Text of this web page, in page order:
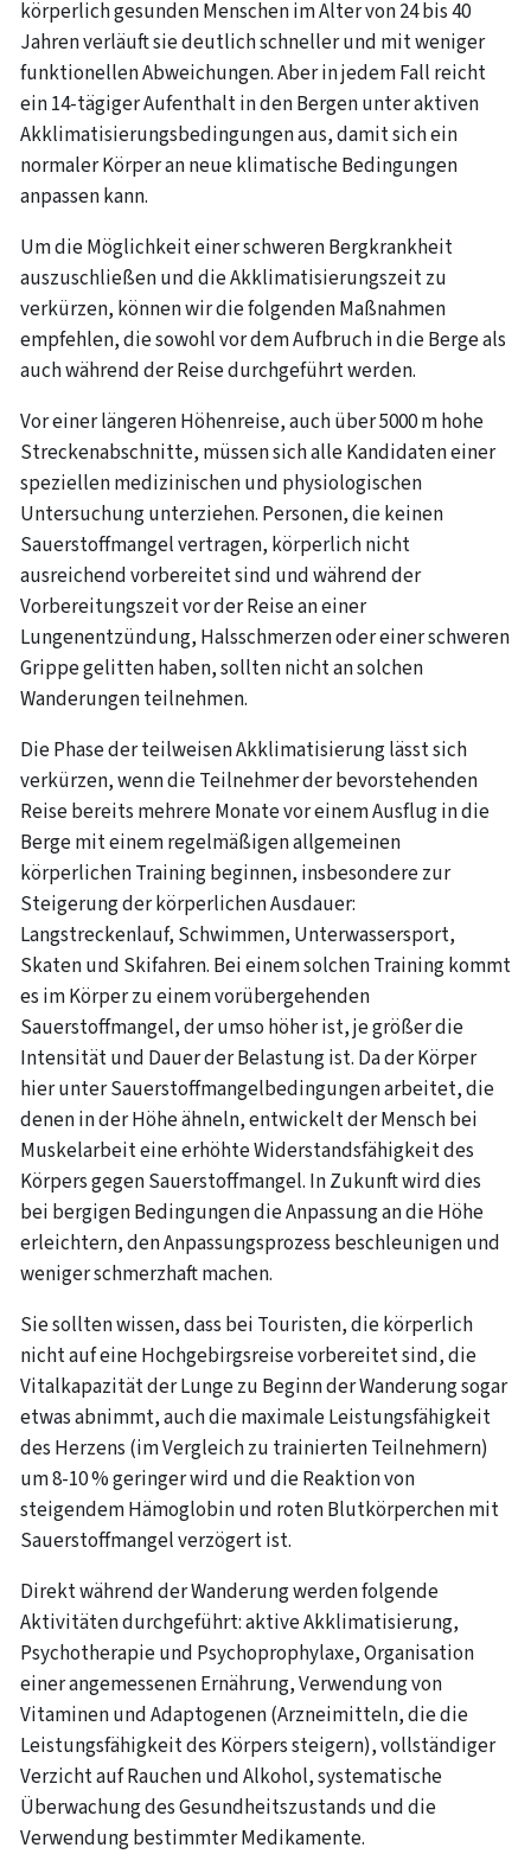
körperlich gesunden Menschen im Alter von 24 bis 40
Jahren verläuft sie deutlich schneller und mit weniger
funktionellen Abweichungen. Aber in jedem Fall reicht
ein 14-tägiger Aufenthalt in den Bergen unter aktiven
Akklimatisierungsbedingungen aus, damit sich ein
normaler Körper an neue klimatische Bedingungen
anpassen kann.
Um die Möglichkeit einer schweren Bergkrankheit
auszuschließen und die Akklimatisierungszeit zu
verkürzen, können wir die folgenden Maßnahmen
empfehlen, die sowohl vor dem Aufbruch in die Berge als
auch während der Reise durchgeführt werden.
Vor einer längeren Höhenreise, auch über 5000 m hohe
Streckenabschnitte, müssen sich alle Kandidaten einer
speziellen medizinischen und physiologischen
Untersuchung unterziehen. Personen, die keinen
Sauerstoffmangel vertragen, körperlich nicht
ausreichend vorbereitet sind und während der
Vorbereitungszeit vor der Reise an einer
Lungenentzündung, Halsschmerzen oder einer schweren
Grippe gelitten haben, sollten nicht an solchen
Wanderungen teilnehmen.
Die Phase der teilweisen Akklimatisierung lässt sich
verkürzen, wenn die Teilnehmer der bevorstehenden
Reise bereits mehrere Monate vor einem Ausflug in die
Berge mit einem regelmäßigen allgemeinen
körperlichen Training beginnen, insbesondere zur
Steigerung der körperlichen Ausdauer:
Langstreckenlauf, Schwimmen, Unterwassersport,
Skaten und Skifahren. Bei einem solchen Training kommt
es im Körper zu einem vorübergehenden
Sauerstoffmangel, der umso höher ist, je größer die
Intensität und Dauer der Belastung ist. Da der Körper
hier unter Sauerstoffmangelbedingungen arbeitet, die
denen in der Höhe ähneln, entwickelt der Mensch bei
Muskelarbeit eine erhöhte Widerstandsfähigkeit des
Körpers gegen Sauerstoffmangel. In Zukunft wird dies
bei bergigen Bedingungen die Anpassung an die Höhe
erleichtern, den Anpassungsprozess beschleunigen und
weniger schmerzhaft machen.
Sie sollten wissen, dass bei Touristen, die körperlich
nicht auf eine Hochgebirgsreise vorbereitet sind, die
Vitalkapazität der Lunge zu Beginn der Wanderung sogar
etwas abnimmt, auch die maximale Leistungsfähigkeit
des Herzens (im Vergleich zu trainierten Teilnehmern)
um 8-10 % geringer wird und die Reaktion von
steigendem Hämoglobin und roten Blutkörperchen mit
Sauerstoffmangel verzögert ist.
Direkt während der Wanderung werden folgende
Aktivitäten durchgeführt: aktive Akklimatisierung,
Psychotherapie und Psychoprophylaxe, Organisation
einer angemessenen Ernährung, Verwendung von
Vitaminen und Adaptogenen (Arzneimitteln, die die
Leistungsfähigkeit des Körpers steigern), vollständiger
Verzicht auf Rauchen und Alkohol, systematische
Überwachung des Gesundheitszustands und die
Verwendung bestimmter Medikamente.